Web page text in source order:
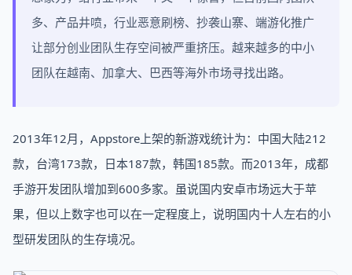
多、产品井喷，行业恶意刷榜、抄袭山寨、端游化推广
让部分创业团队生存空间被严重挤压。越来越多的中小
团队在越南、加拿大、巴西等海外市场寻找出路。
2013年12月，Appstore上架的新游戏统计为：中国大陆212
款，台湾173款，日本187款，韩国185款。而2013年，成都
手游开发团队增加到600多家。虽说国内安卓市场远大于苹
果，但以上数字也可以在一定程度上，说明国内十人左右的小
型研发团队的生存境况。